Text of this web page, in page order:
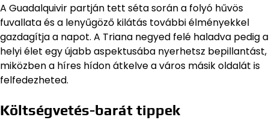
A Guadalquivir partján tett séta során a folyó hűvös
fuvallata és a lenyűgöző kilátás további élményekkel
gazdagítja a napot. A Triana negyed felé haladva pedig a
helyi élet egy újabb aspektusába nyerhetsz bepillantást,
miközben a híres hídon átkelve a város másik oldalát is
felfedezheted.
Költségvetés-barát tippek